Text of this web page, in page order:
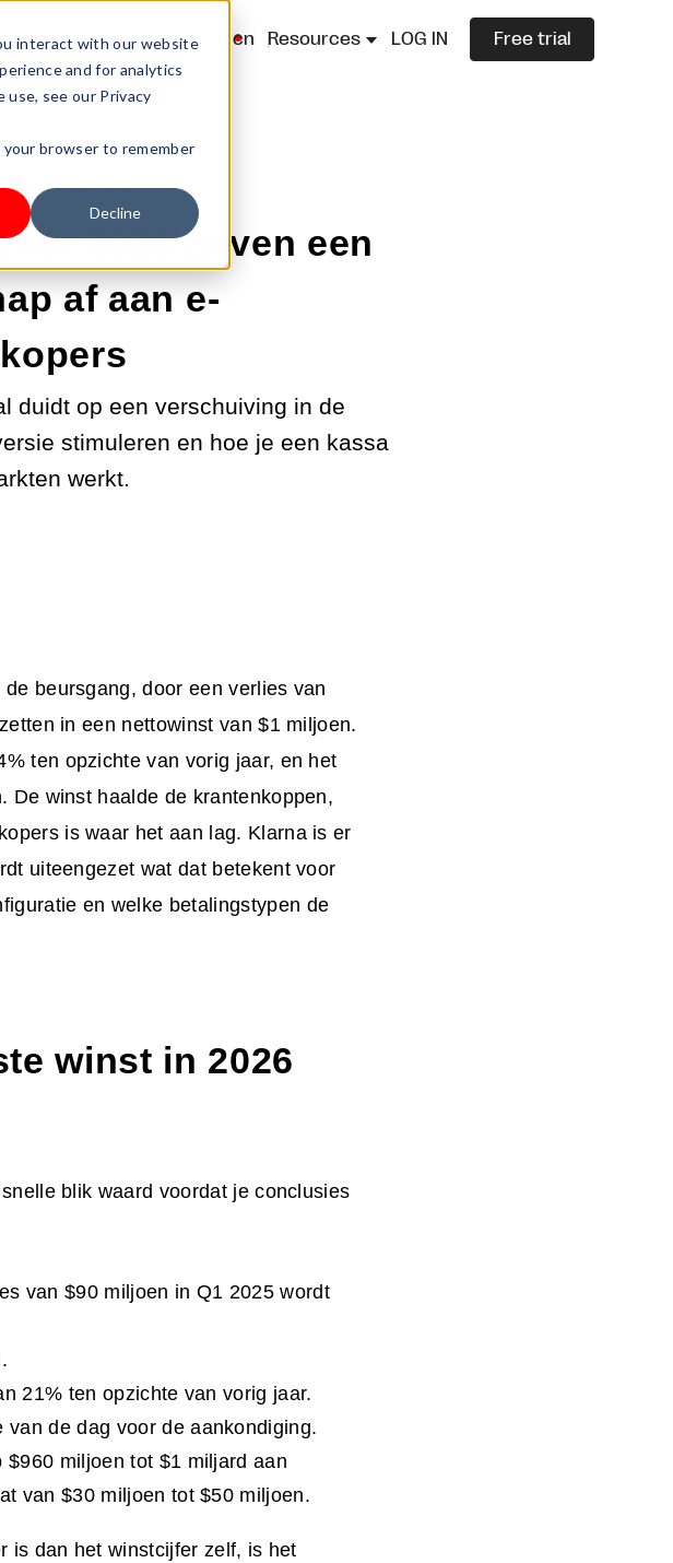
interact with our website
and for analytics
see our Privacy
browser to remember
Decline
Shoplazza.cn Resources LOG IN Free trial
& VERZENDING
2026 geven een
af aan e-
duidt op een verschuiving in de
stimuleren en hoe je een kassa
werkt.
beursgang, door een verlies van
in een nettowinst van $1 miljoen.
ten opzichte van vorig jaar, en het
De winst haalde de krantenkoppen,
is waar het aan lag. Klarna is er
uiteengezet wat dat betekent voor
en welke betalingstypen de
winst in 2026
blik waard voordat je conclusies
van $90 miljoen in Q1 2025 wordt
21% ten opzichte van vorig jaar.
de dag voor de aankondiging.
miljoen tot $1 miljard aan
van $30 miljoen tot $50 miljoen.
is dan het winstcijfer zelf, is het